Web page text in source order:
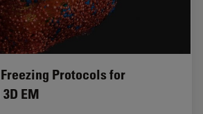
Protocols for
EM